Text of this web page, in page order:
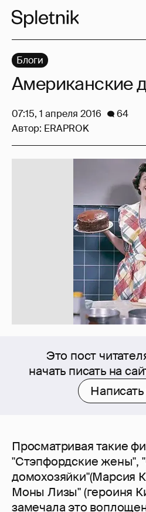
Это пост
начать писать на
Просматривая такие
"Стэпфордские жены",
домохозяйки"(Марсия
Моны Лизы" (героиня
замечала это
Блоги
Американские
07:15, 1 апреля 2016
64
Автор: ERAPROK